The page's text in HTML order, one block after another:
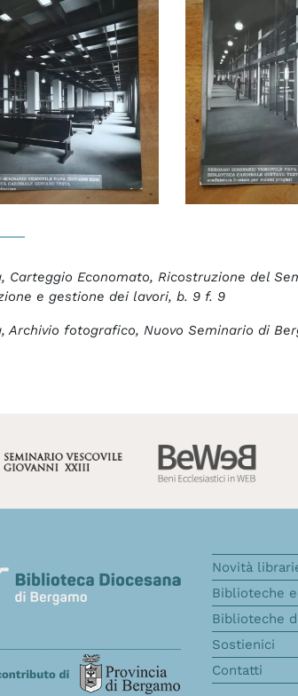
Carteggio Economato, Ricostruzione del
e gestione dei lavori, b. 9 f. 9
Archivio fotografico, Nuovo Seminario di
Novità
Biblioteche
Biblioteche
Sostienici
Contatti